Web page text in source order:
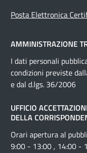
Posta Elettronica
AMMINISTRAZIONE
I dati personali
condizioni previste
e dal d.lgs. 36/2006
UFFICIO
DELLA
Orari apertura al
9:00 - 13:00 , 14:00 -